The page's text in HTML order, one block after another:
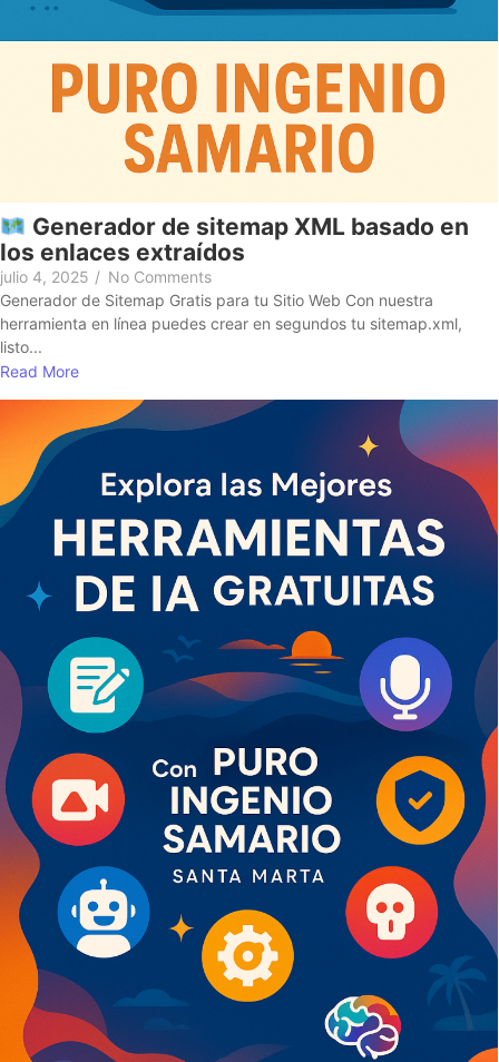
Generador de sitemap XML basado en
los enlaces extraídos
julio 4, 2025 / No Comments
Generador de Sitemap Gratis para tu Sitio Web Con nuestra
herramienta en línea puedes crear en segundos tu sitemap.xml,
listo...
Read More